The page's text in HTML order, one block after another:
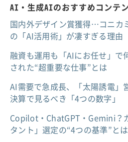
AI・生成AIのおすすめコンテ
国内外デザイン賞獲得…コニカ
の「AI活用術」が凄すぎる理由
融資も運用も「AIにお任せ」で
された“超重要な仕事”とは
AI需要で急成長、「太陽誘電」
決算で見るべき「4つの数字」
Copilot・ChatGPT・Gemini？
タント」選定の“4つの基準”とは